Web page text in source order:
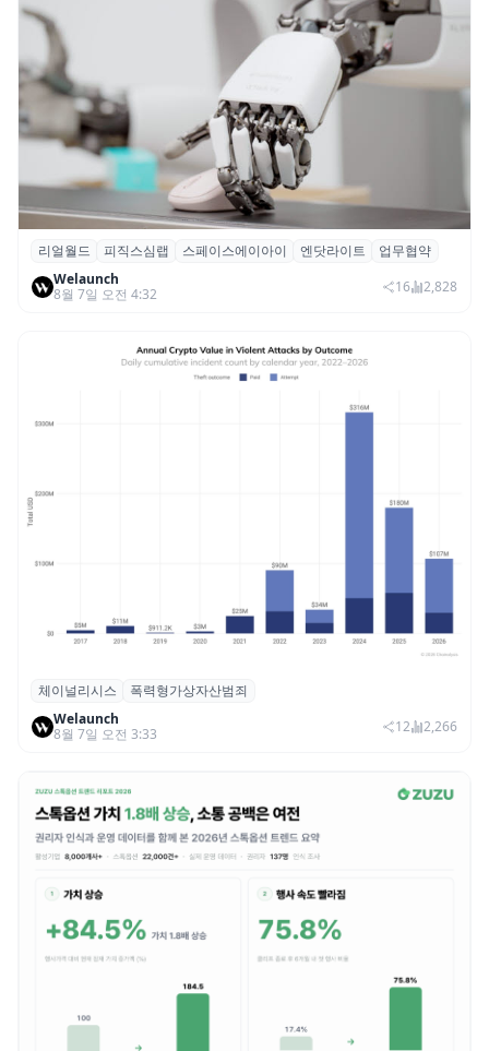
리얼월드, 로봇테크 스타트업 3곳과 손잡고
휴머노이드 표준 만든다
리얼월드 피직스심랩 스페이스에이아이 엔닷라이트
업무협약
Welaunch
8월 7일 오전 4:32
16 2,828
체이널리시스 “가상자산 보유자 대상 폭력
범죄 증가…상반기 탈취액 3000만 달러 돌파
체이널리시스
폭력형가상자산범죄
Welaunch
8월 7일 오전 3:33
12 2,266